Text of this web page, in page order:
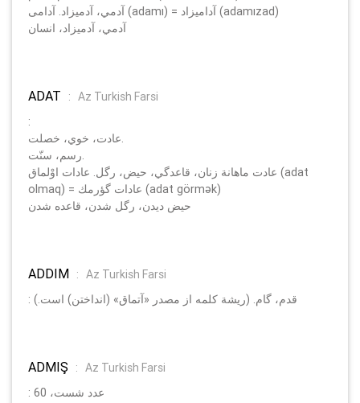
آدمي، آدميزاد. آدامى (adamı) = آداميزاد (adamızad)
آدمي، آدميزاد، انسان
ADAT : Az Turkish Farsi
:
عادت ماهانة زنان، قاعدگي، حيض، رگل. عادات اوْلماق (adat
olmaq) = عادات گؤرمك (adat görmәk)
حيض ديدن، رگل شدن، قاعده شدن
ADDIM : Az Turkish Farsi
: قدم، گام. (ريشة كلمه از مصدر «آتماق» (انداختن) است.)
ADMIŞ : Az Turkish Farsi
: عدد شست، 60